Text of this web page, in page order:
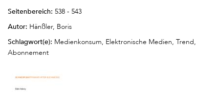
Seitenbereich: 538 - 543
Autor: Hänßler, Boris
Schlagwort(e): Medienkonsum, Elektronische Medien, Trend,
Abonnement